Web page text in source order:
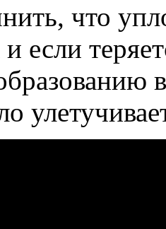
что
если